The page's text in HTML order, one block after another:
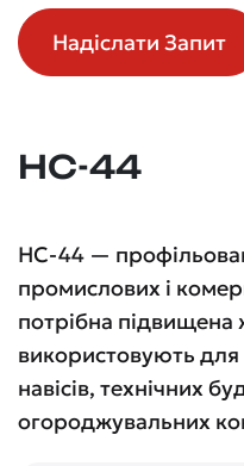
Надіслати Запит
НС-44
НС-44 —
промислових і
потрібна підвищена
використовують для
навісів, технічних
огороджувальних